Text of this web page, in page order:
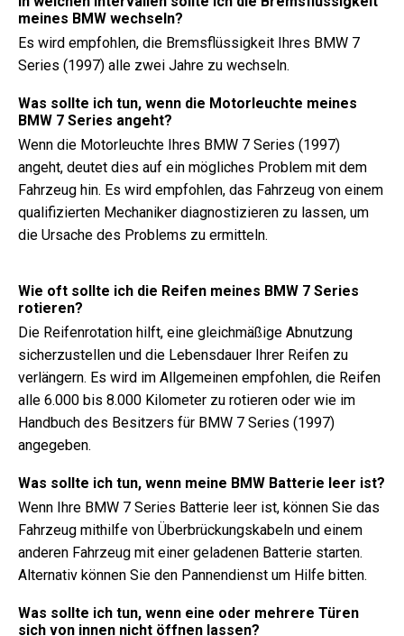
meines BMW wechseln?
Es wird empfohlen, die Bremsflüssigkeit Ihres BMW 7
Series (1997) alle zwei Jahre zu wechseln.
Was sollte ich tun, wenn die Motorleuchte meines
BMW 7 Series angeht?
Wenn die Motorleuchte Ihres BMW 7 Series (1997)
angeht, deutet dies auf ein mögliches Problem mit dem
Fahrzeug hin. Es wird empfohlen, das Fahrzeug von einem
qualifizierten Mechaniker diagnostizieren zu lassen, um
die Ursache des Problems zu ermitteln.
Wie oft sollte ich die Reifen meines BMW 7 Series
rotieren?
Die Reifenrotation hilft, eine gleichmäßige Abnutzung
sicherzustellen und die Lebensdauer Ihrer Reifen zu
verlängern. Es wird im Allgemeinen empfohlen, die Reifen
alle 6.000 bis 8.000 Kilometer zu rotieren oder wie im
Handbuch des Besitzers für BMW 7 Series (1997)
angegeben.
Was sollte ich tun, wenn meine BMW Batterie leer ist?
Wenn Ihre BMW 7 Series Batterie leer ist, können Sie das
Fahrzeug mithilfe von Überbrückungskabeln und einem
anderen Fahrzeug mit einer geladenen Batterie starten.
Alternativ können Sie den Pannendienst um Hilfe bitten.
Was sollte ich tun, wenn eine oder mehrere Türen
sich von innen nicht öffnen lassen?